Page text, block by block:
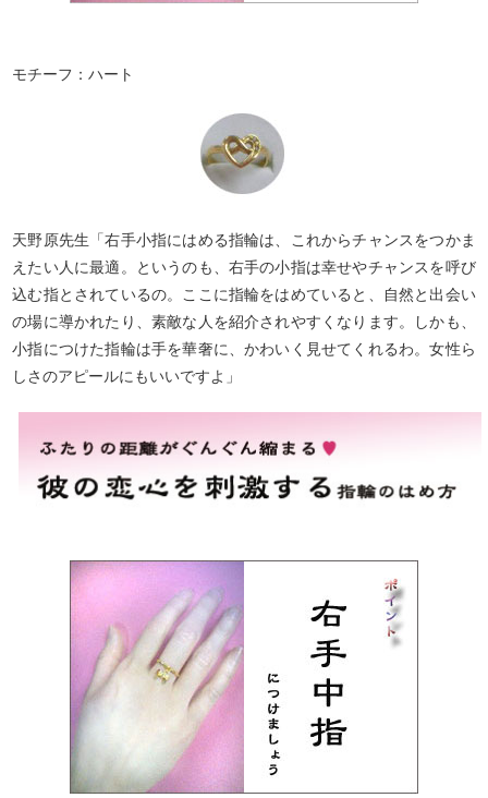
モチーフ：ハート
天野原先生「右手小指にはめる指輪は、これからチャンスをつかま
えたい人に最適。というのも、右手の小指は幸せやチャンスを呼び
込む指とされているの。ここに指輪をはめていると、自然と出会い
の場に導かれたり、素敵な人を紹介されやすくなります。しかも、
小指につけた指輪は手を華奢に、かわいく見せてくれるわ。女性ら
しさのアピールにもいいですよ」